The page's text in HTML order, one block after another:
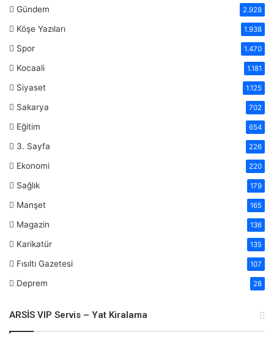
Gündem 2.928
Köşe Yazıları 1.938
Spor 1.470
Kocaali 1.181
Siyaset 1.125
Sakarya 702
Eğitim 654
3. Sayfa 226
Ekonomi 220
Sağlık 179
Manşet 165
Magazin 136
Karikatür 135
Fısıltı Gazetesi 107
Deprem 28
ARSİS VIP Servis – Yat Kiralama